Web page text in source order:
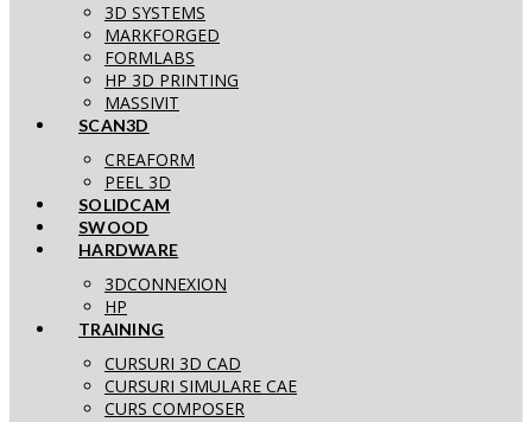
3D SYSTEMS
MARKFORGED
FORMLABS
HP 3D PRINTING
MASSIVIT
SCAN3D
CREAFORM
PEEL 3D
SOLIDCAM
SWOOD
HARDWARE
3DCONNEXION
HP
TRAINING
CURSURI 3D CAD
CURSURI SIMULARE CAE
CURS COMPOSER